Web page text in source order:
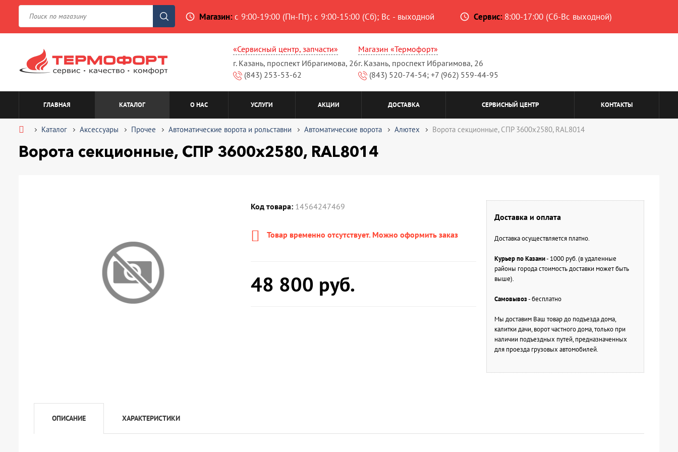
access_time Магазин:с 9:00-19:00 (Пн-Пт); с 9:00-15:00 (Сб); Вс - выходной access_time Сервис: 8:00-17:00 (Сб-Вс выходной)
«Сервисный центр, запчасти»
г. Казань, проспект Ибрагимова, 26
(843) 253-53-62
Магазин «Термофорт»
г. Казань, проспект Ибрагимова, 26
(843) 520-74-54; +7 (962) 559-44-95
ГЛАВНАЯ КАТАЛОГ О НАС УСЛУГИ АКЦИИ ДОСТАВКА СЕРВИСНЫЙ ЦЕНТР КОНТАКТЫ
Каталог Аксессуары Прочее Автоматические ворота и рольставни Автоматические ворота Алютех Ворота секционные, СПР 3600х2580, RAL8014
Ворота секционные, СПР 3600х2580, RAL8014
Код товара: 14564247469
Товар временно отсутствует. Можно оформить заказ
48 800 руб.
Доставка и оплата
Доставка осуществляется платно.
Курьер по Казани- 1000 руб. (в удаленные
районы города стоимость доставки может быть
выше).
Самовывоз- бесплатно
Мы доставим Ваш товар до подъезда дома,
калитки дачи, ворот частного дома, только при
наличии подъездных путей, предназначенных
для проезда грузовых автомобилей.
ОПИСАНИЕ ХАРАКТЕРИСТИКИ